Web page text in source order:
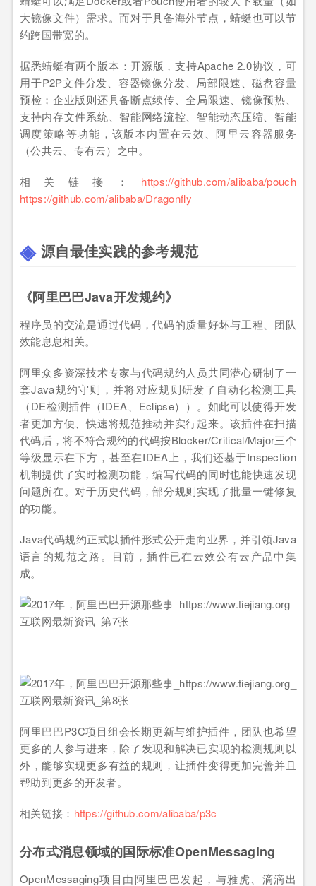
大镜像文件）需求。而对于具备海外节点，蜻蜓也可以节
约跨国带宽的。
据悉蜻蜓有两个版本：开源版，支持Apache 2.0协议，可
用于P2P文件分发、容器镜像分发、局部限速、磁盘容量
预检；企业版则还具备断点续传、全局限速、镜像预热、
支持内存文件系统、智能网络流控、智能动态压缩、智能
调度策略等功能，该版本内置在云效、阿里云容器服务
（公共云、专有云）之中。
相关链接： https://github.com/alibaba/pouch
https://github.com/alibaba/Dragonfly
源自最佳实践的参考规范
《阿里巴巴Java开发规约》
程序员的交流是通过代码，代码的质量好坏与工程、团队
效能息息相关。
阿里众多资深技术专家与代码规约人员共同潜心研制了一
套Java规约守则，并将对应规则研发了自动化检测工具
（DE检测插件（IDEA、Eclipse））。如此可以使得开发
者更加方便、快速将规范推动并实行起来。该插件在扫描
代码后，将不符合规约的代码按Blocker/Critical/Major三个
等级显示在下方，甚至在IDEA上，我们还基于Inspection
机制提供了实时检测功能，编写代码的同时也能快速发现
问题所在。对于历史代码，部分规则实现了批量一键修复
的功能。
Java代码规约正式以插件形式公开走向业界，并引领Java
语言的规范之路。目前，插件已在云效公有云产品中集
成。
阿里巴巴P3C项目组会长期更新与维护插件，团队也希望
更多的人参与进来，除了发现和解决已实现的检测规则以
外，能够实现更多有益的规则，让插件变得更加完善并且
帮助到更多的开发者。
相关链接： https://github.com/alibaba/p3c
分布式消息领域的国际标准OpenMessaging
OpenMessaging项目由阿里巴巴发起，与雅虎、滴滴出